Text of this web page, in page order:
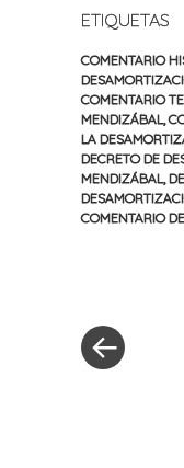
ETIQUETAS
COMENTARIO
COMENTARIO
MENDIZÁBAL,
LA
DECRETO DE
MENDIZÁBAL,
COMENTARIO